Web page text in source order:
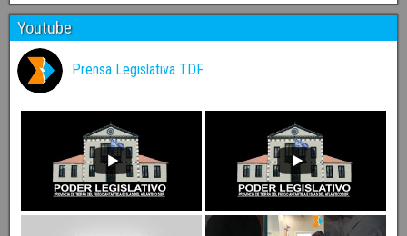
Youtube
Prensa Legislativa TDF